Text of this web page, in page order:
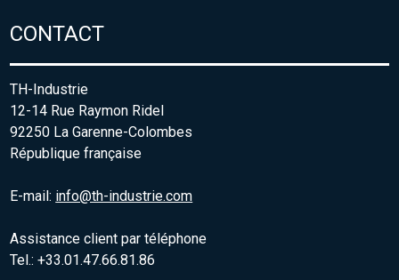
CONTACT
TH-Industrie
12-14 Rue Raymon Ridel
92250 La Garenne-Colombes
République française
E-mail: info@th-industrie.com
Assistance client par téléphone
Tel.: +33.01.47.66.81.86